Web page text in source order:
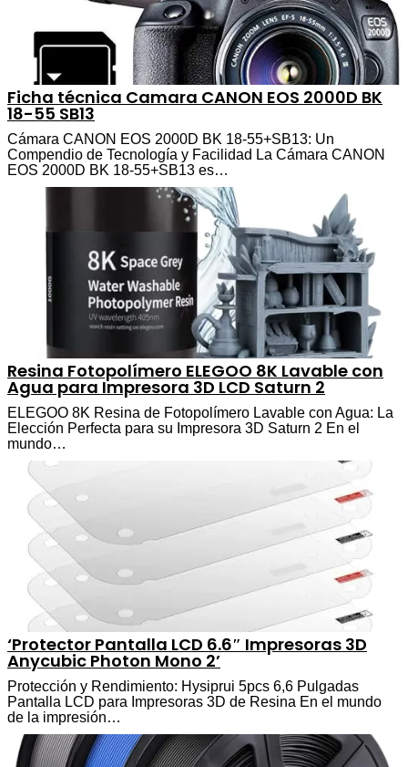
Ficha técnica Camara CANON EOS 2000D BK
18-55 SB13
Cámara CANON EOS 2000D BK 18-55+SB13: Un
Compendio de Tecnología y Facilidad La Cámara CANON
EOS 2000D BK 18-55+SB13 es…
Resina Fotopolímero ELEGOO 8K Lavable con
Agua para Impresora 3D LCD Saturn 2
ELEGOO 8K Resina de Fotopolímero Lavable con Agua: La
Elección Perfecta para su Impresora 3D Saturn 2 En el
mundo…
‘Protector Pantalla LCD 6.6″ Impresoras 3D
Anycubic Photon Mono 2’
Protección y Rendimiento: Hysiprui 5pcs 6,6 Pulgadas
Pantalla LCD para Impresoras 3D de Resina En el mundo
de la impresión…